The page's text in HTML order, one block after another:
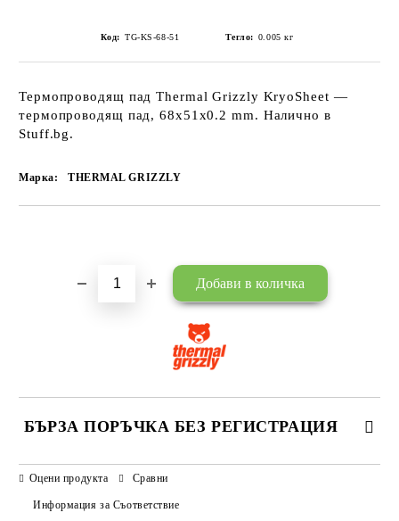
Код: TG-KS-68-51 Тегло: 0.005 кг
Термопроводящ пад Thermal Grizzly KryoSheet —
термопроводящ пад, 68x51x0.2 mm. Налично в
Stuff.bg.
Марка: THERMAL GRIZZLY
БЪРЗА ПОРЪЧКА БЕЗ РЕГИСТРАЦИЯ
САМО ПОПЪЛНЕТЕ 3 ПОЛЕТА
Оцени продукта Сравни
Информация за Съответствие